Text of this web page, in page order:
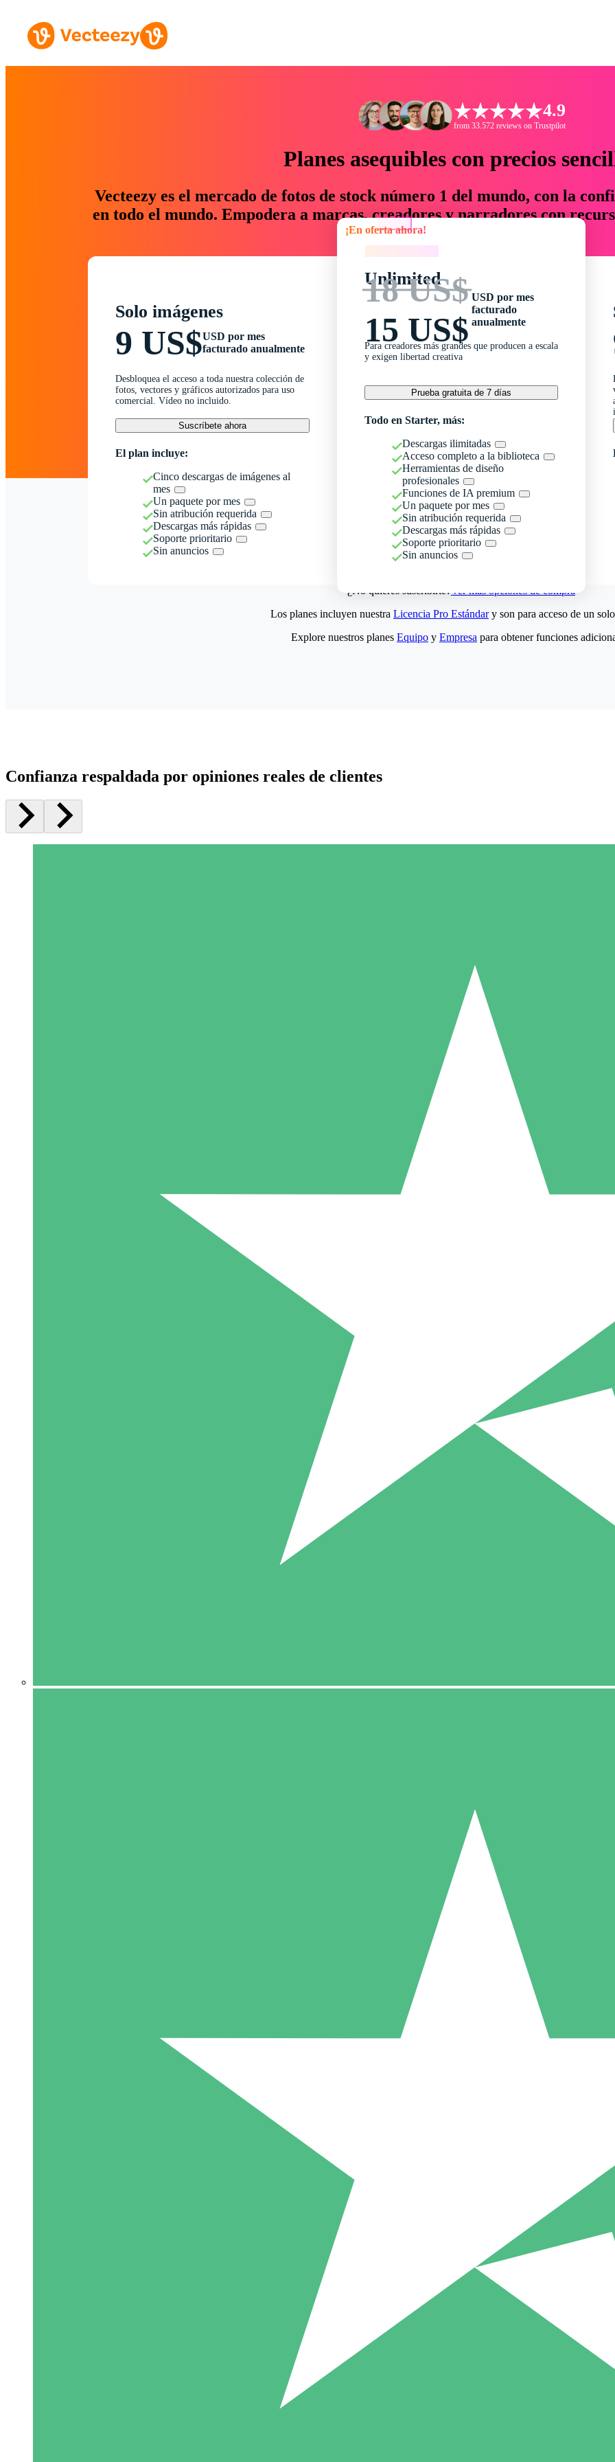
4.9
from 33.572 reviews on Trustpilot
Planes asequibles con precios
Vecteezy es el mercado de fotos de stock número 1 del mundo, con la
en todo el mundo. Empodera a marcas, creadores y narradores con
un 76 % en tiempo y presupuesto.
Solo imágenes
9 US$USD por mes
facturado anualmente
Desbloquea el acceso a toda nuestra colección de
fotos, vectores y gráficos autorizados para uso
comercial. Vídeo no incluido.
Suscríbete ahora
El plan incluye:
Cinco descargas de imágenes al
mes
Un paquete por mes
Sin atribución requerida
Descargas más rápidas
Soporte prioritario
Sin anuncios
¡En oferta ahora!
Unlimited
18 US$
15 US$
USD por mes
facturado
anualmente
Para creadores más grandes que producen a escala
y exigen libertad creativa
Prueba gratuita de 7 días
Todo en Starter, más:
Descargas ilimitadas
Acceso completo a la biblioteca
Herramientas de diseño
profesionales
Funciones de IA premium
Un paquete por mes
Sin atribución requerida
Descargas más rápidas
Soporte prioritario
Sin anuncios
¿No quieres suscribirte?Ver más opciones de compra
5 Descargas
15
Los planes incluyen nuestra Licencia Pro Estándary son para acceso de un
Explore nuestros planes Equipo y Empresa para obtener funciones
Confianza respaldada por opiniones reales de clientes